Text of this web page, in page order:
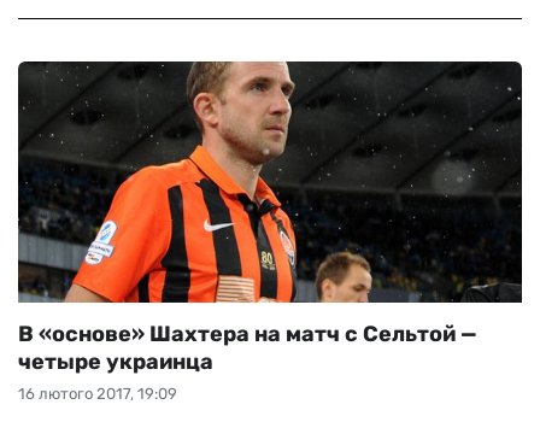
16 лютого 2017, 19:09
В «основе» Шахтера на матч с Сельтой —
четыре украинца